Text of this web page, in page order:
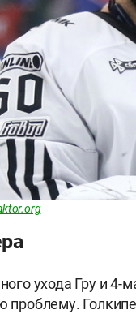
ухода Гру и 4-
проблему.